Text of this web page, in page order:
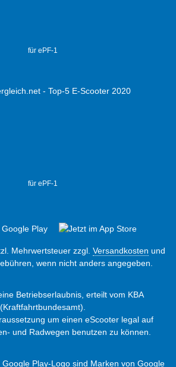
für ePF-1
für ePF-1
Mehrwertsteuer zzgl. Versandkosten und
wenn nicht anders angegeben.
Betriebserlaubnis, erteilt vom KBA
(Kraftfahrtbundesamt).
um einen eScooter legal auf
und Radwegen benutzen zu können.
Play-Logo sind Marken von Google